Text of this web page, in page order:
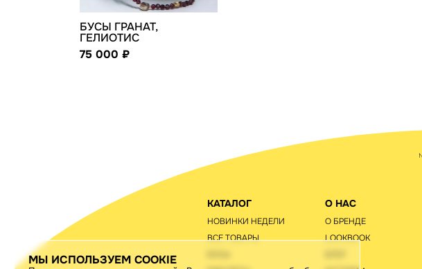
БУСЫ ГРАНАТ,
ГЕЛИОТИС
75 000
МЫ ИСПОЛЬЗУЕМ COOKIE
КАТАЛОГ
НОВИНКИ НЕДЕЛИ
ВСЕ ТОВАРЫ
О НАС
О БРЕНДЕ
LOOKBOOK